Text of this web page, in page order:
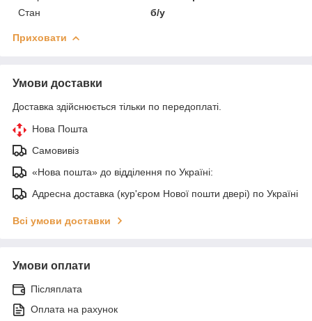
Стан
б/у
Приховати
Умови доставки
Доставка здійснюється тільки по передоплаті.
Нова Пошта
Самовивіз
«Нова пошта» до відділення по Україні:
Адресна доставка (кур'єром Нової пошти двері) по Україні
Всі умови доставки
Умови оплати
Післяплата
Оплата на рахунок